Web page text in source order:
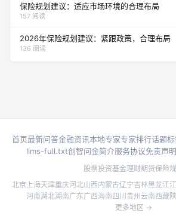
保险规划建议：适应市场环境的合理布局
157 阅读
2026年保险规划建议：紧跟政策，合理布局
136 阅读
首页最新问答金融资讯本地专家专家排行话题
llms-full.txt创智问金简介服务协议免责声明
股票投资基金理财期货保险
北京 上海天津重庆河北山西内蒙古辽宁吉林黑龙江
河南湖北湖南广东广西海南四川贵州云南西藏
更多地区 →